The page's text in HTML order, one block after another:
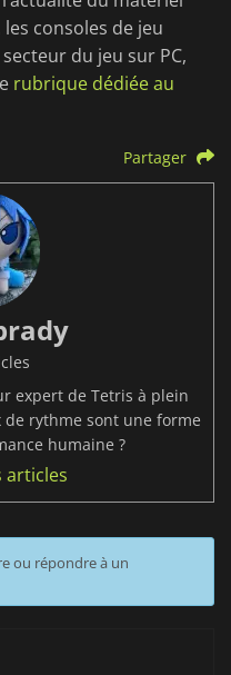
consoles de jeu
du jeu sur PC,
rubrique dédiée au
Partager
expert de Tetris à plein
de rythme sont une forme
humaine ?
articles
ou répondre à un